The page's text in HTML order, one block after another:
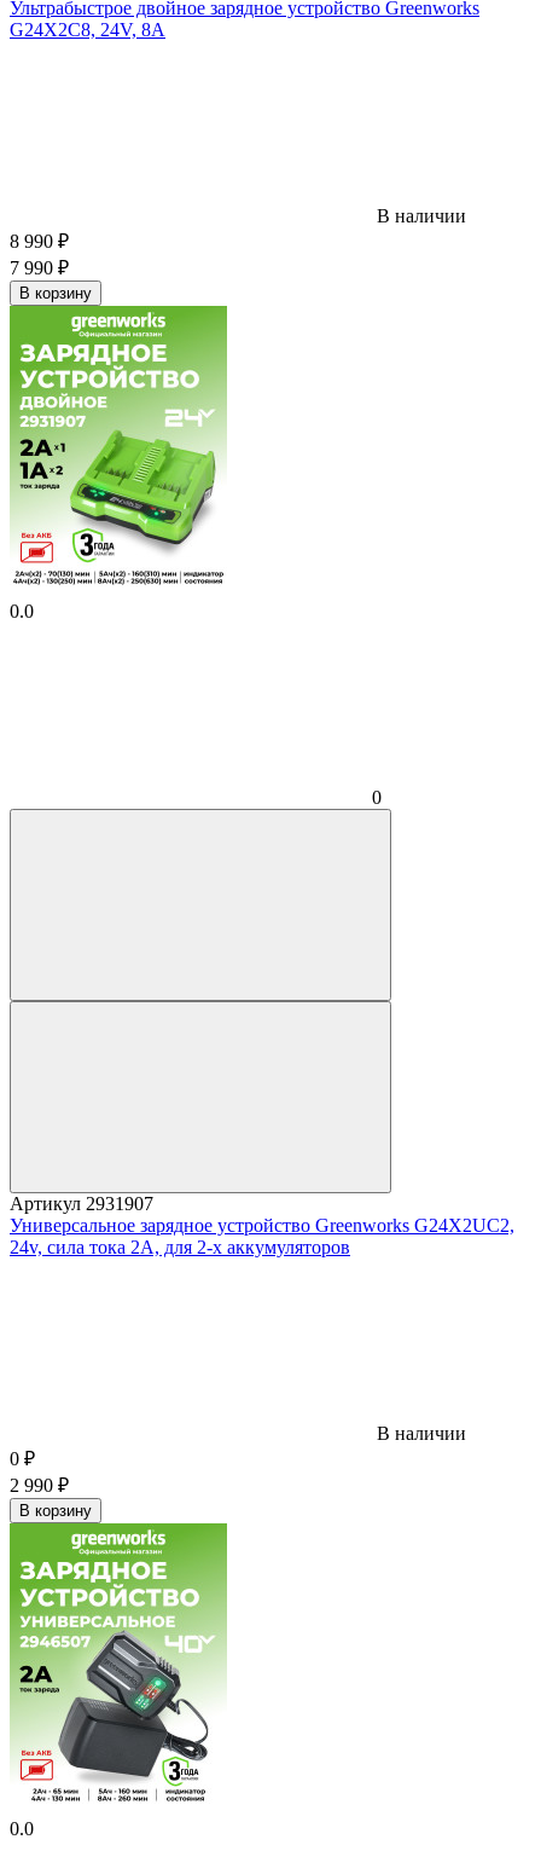
Ультрабыстрое двойное зарядное устройство Greenworks
G24X2C8, 24V, 8A
В наличии
8 990 ₽
7 990 ₽
В корзину
0.0
0
Артикул 2931907
Универсальное зарядное устройство Greenworks G24X2UC2,
24v, сила тока 2А, для 2-х аккумуляторов
В наличии
0 ₽
2 990 ₽
В корзину
0.0